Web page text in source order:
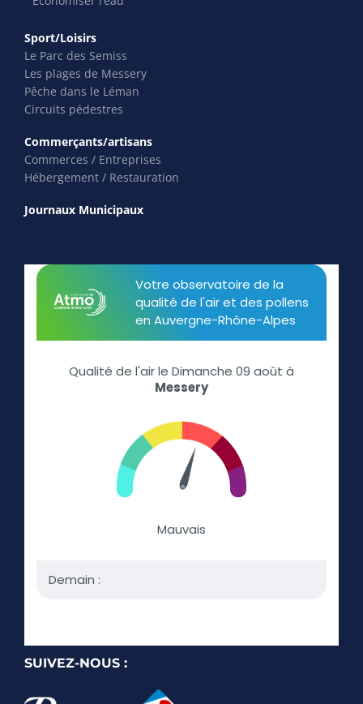
Sport/Loisirs
Le Parc des Semiss
Les plages de Messery
Pêche dans le Léman
Circuits pédestres
Commerçants/artisans
Commerces / Entreprises
Hébergement / Restauration
Journaux Municipaux
SUIVEZ-NOUS :